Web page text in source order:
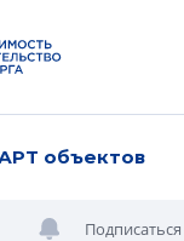
объектов
Подписаться